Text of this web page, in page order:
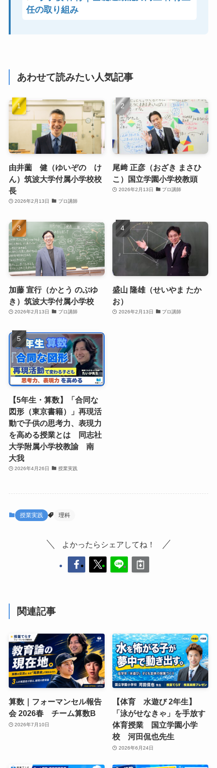
任の取り組み
あわせて読みたい人気記事
由井薗 健（ゆいぞの け
ん）筑波大学付属小学校校
長
2026年2月13日 プロ講師
尾﨑 正彦（おざき まさひ
こ）国立学園小学校教頭
2026年2月13日 プロ講師
加藤 宣行（かとう のぶゆ
き）筑波大学付属小学校
2026年2月13日 プロ講師
盛山 隆雄（せいやま たか
お）
2026年2月13日 プロ講師
【5年生・算数】「合同な
図形（東京書籍）」再現活
動で子供の思考力、表現力
を高める授業とは 同志社
大学附属小学校教諭 南
大我
2026年4月26日 授業実践
授業実践 理科
よかったらシェアしてね！
関連記事
算数｜フォーマンセル報告
会 2026春 チーム算数B
2026年7月10日
【体育 水遊び 2年生】
「泳がせなきゃ」を手放す
体育授業 国立学園小学
校 河田侃也先生
2026年6月24日